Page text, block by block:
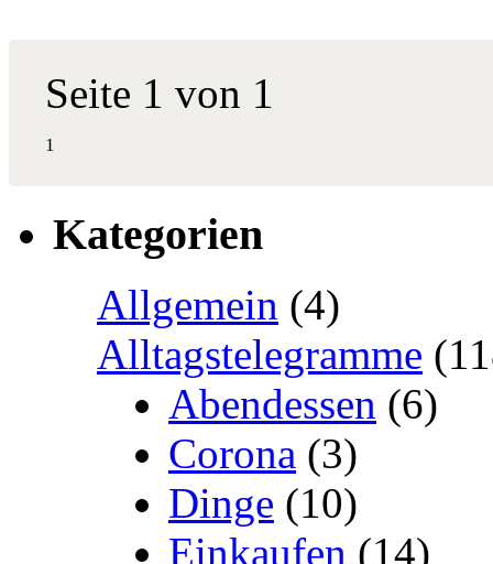
Seite 1 von 1
1
Kategorien
Allgemein (4)
Alltagstelegramme
Abendessen (6)
Corona (3)
Dinge (10)
Einkaufen (14)